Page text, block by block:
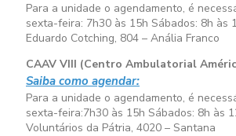
Para a unidade o agendamento, é
sexta-feira: 7h30 às 15h Sábados: 8h às
Eduardo Cotching, 804 – Anália Franco
CAAV VIII (Centro Ambulatorial
Saiba como agendar:
Para a unidade o agendamento, é
sexta-feira:7h30 às 15h Sábados: 8h às
Voluntários da Pátria, 4020 – Santana